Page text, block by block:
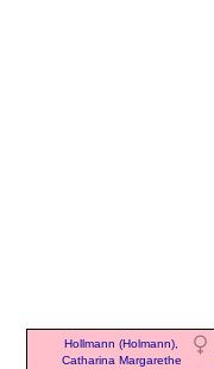
Hollmann (Holmann),
Catharina Margarethe